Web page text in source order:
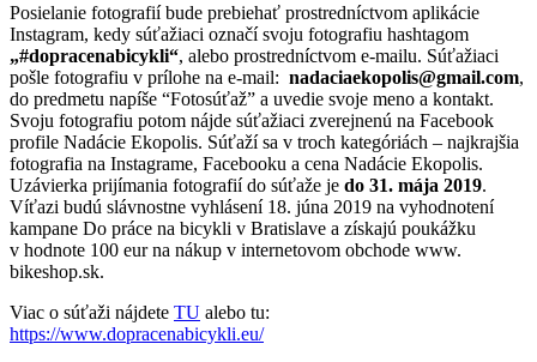
Posielanie fotografií bude prebiehať prostredníctvom aplikácie
Instagram, kedy súťažiaci označí svoju fotografiu hashtagom
„#dopracenabicykli“, alebo prostredníctvom e-mailu. Súťažiaci
pošle fotografiu v prílohe na e-mail: nadaciaekopolis@gmail.com,
do predmetu napíše “Fotosúťaž” a uvedie svoje meno a kontakt.
Svoju fotografiu potom nájde súťažiaci zverejnenú na Facebook
profile Nadácie Ekopolis. Súťaží sa v troch kategóriách – najkrajšia
fotografia na Instagrame, Facebooku a cena Nadácie Ekopolis.
Uzávierka prijímania fotografií do súťaže je do 31. mája 2019.
Víťazi budú slávnostne vyhlásení 18. júna 2019 na vyhodnotení
kampane Do práce na bicykli v Bratislave a získajú poukážku
v hodnote 100 eur na nákup v internetovom obchode www.
bikeshop.sk.
Viac o súťaži nájdete TU alebo tu:
https://www.dopracenabicykli.eu/